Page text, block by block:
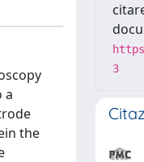
a
the
3